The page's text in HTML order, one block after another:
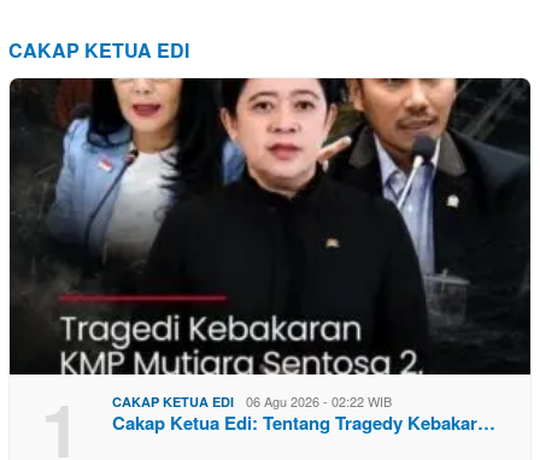
CAKAP KETUA EDI
1 CAKAP KETUA EDI 06 Agu 2026 - 02:22 WIB
Cakap Ketua Edi: Tentang Tragedy Kebakar…